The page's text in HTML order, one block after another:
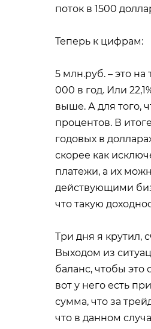
поток в 1500
Теперь к цифрам:
5 млн.руб. – это на
000 в год. Или
выше. А для того,
процентов. В
годовых в
скорее как
платежи, а их
действующими
что такую
Три дня я крутил,
Выходом из
баланс, чтобы это
вот у него есть
сумма, что за
что в данном